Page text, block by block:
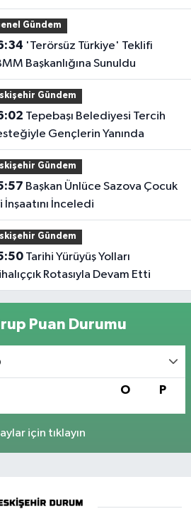
Gündem
Başkanlığına Sunuldu
Gündem
Gençlerin Yanında
Gündem
İnşaatını İnceledi
Gündem
Tarihi Yürüyüş Yolları
Rotasıyla Devam Etti
Puan Durumu
O P
için tıklayın